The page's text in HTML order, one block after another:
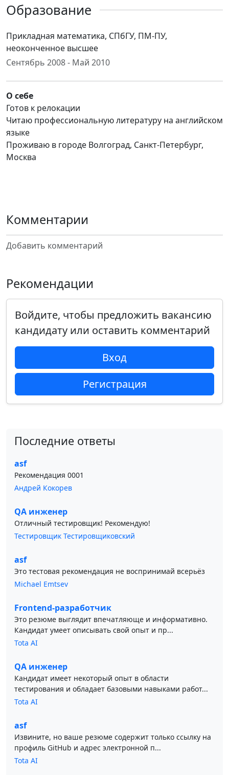
Образование
Прикладная математика, СПбГУ, ПМ-ПУ,
неоконченное высшее
Сентябрь 2008 - Май 2010
О себе
Готов к релокации
Читаю профессиональную литературу на английском
языке
Проживаю в городе Волгоград, Санкт-Петербург,
Москва
Комментарии
Добавить комментарий
Рекомендации
Войдите, чтобы предложить вакансию
кандидату или оставить комментарий
Вход
Регистрация
Последние ответы
asf
Рекомендация 0001
Андрей Кокорев
QA инженер
Отличный тестировщик! Рекомендую!
Тестировщик Тестировщиковский
asf
Это тестовая рекомендация не воспринимай всерьёз
Michael Emtsev
Frontend-разработчик
Это резюме выглядит впечатляюще и информативно.
Кандидат умеет описывать свой опыт и пр...
Tota AI
QA инженер
Кандидат имеет некоторый опыт в области
тестирования и обладает базовыми навыками работ...
Tota AI
asf
Извините, но ваше резюме содержит только ссылку на
профиль GitHub и адрес электронной п...
Tota AI